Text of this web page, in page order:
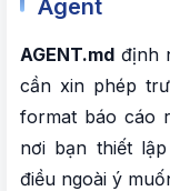
Agent
AGENT.md định
cần xin phép
format báo cáo
nơi bạn thiết
điều ngoài ý